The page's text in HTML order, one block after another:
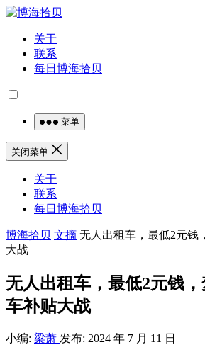
关于
联系
每日博海拾贝
菜单
关闭菜单
关于
联系
每日博海拾贝
博海拾贝 文摘 无人出租车，最低2元钱
大战
无人出租车，最低2元钱
车补贴大战
小编: 梁萧 发布: 2024 年 7 月 11 日